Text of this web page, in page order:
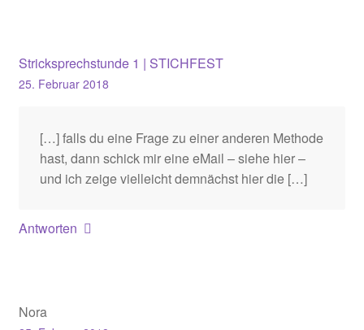
Stricksprechstunde 1 | STICHFEST
25. Februar 2018
[…] falls du eine Frage zu einer anderen Methode
hast, dann schick mir eine eMail – siehe hier –
und ich zeige vielleicht demnächst hier die […]
Antworten
Nora